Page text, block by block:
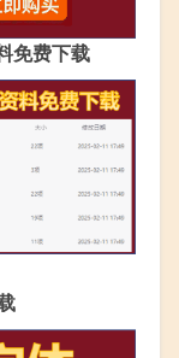
免费下载